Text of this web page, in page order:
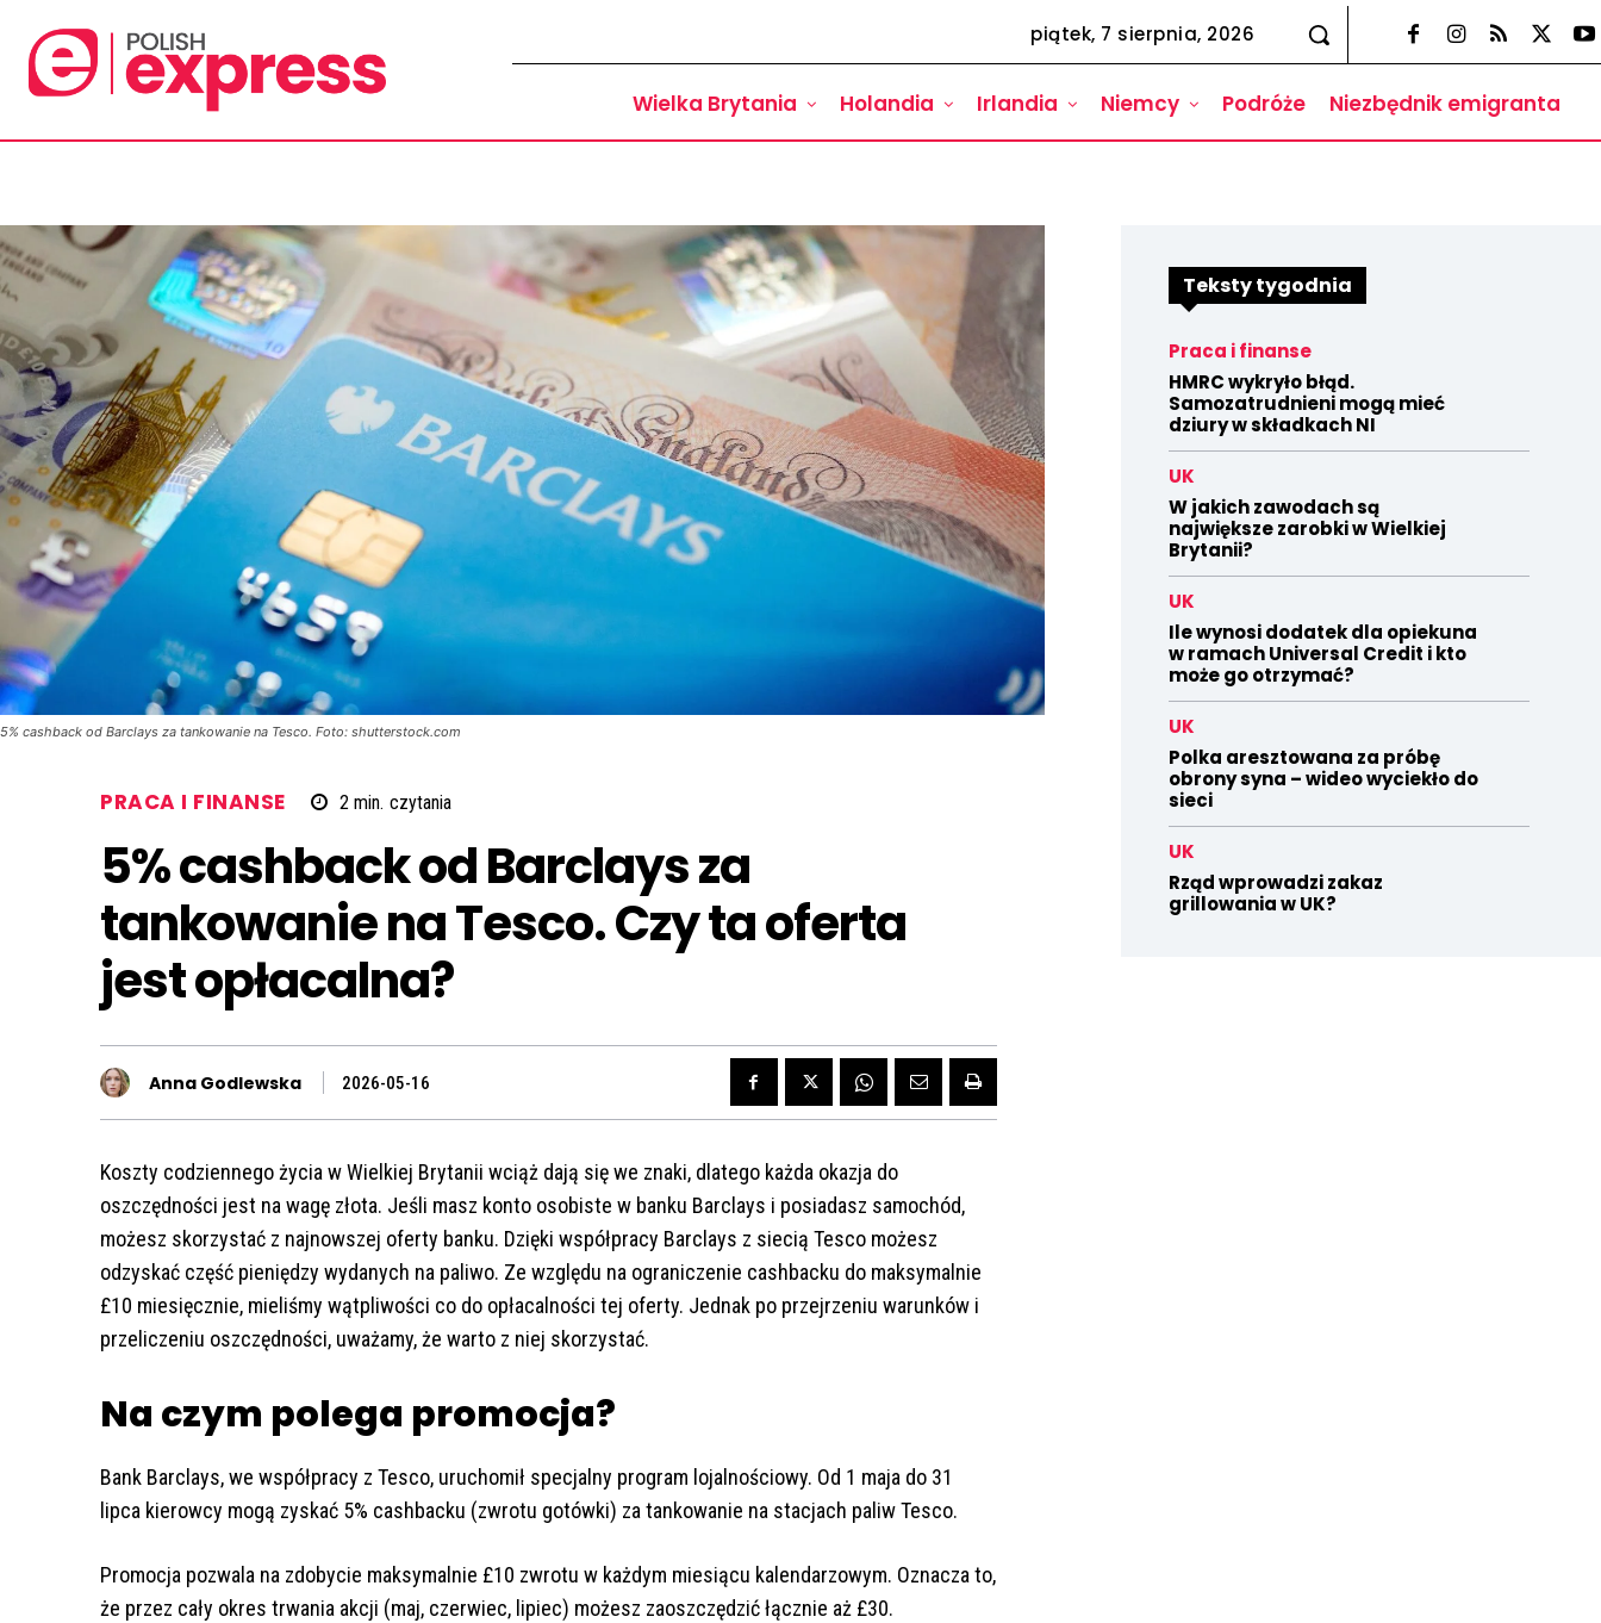
piątek, 7 sierpnia, 2026
Wielka Brytania Holandia Irlandia Niemcy Podróże Niezbędnik emigranta
5% cashback od Barclays za tankowanie na Tesco. Foto: shutterstock.com
PRACA I FINANSE 2min. czytania
5% cashback od Barclays za
tankowanie na Tesco. Czy ta oferta
jest opłacalna?
Anna Godlewska 2026-05-16
Koszty codziennego życia w Wielkiej Brytanii wciąż dają się we znaki, dlatego każda okazja do
oszczędności jest na wagę złota. Jeśli masz konto osobiste w banku Barclays i posiadasz samochód,
możesz skorzystać z najnowszej oferty banku. Dzięki współpracy Barclays z siecią Tesco możesz
odzyskać część pieniędzy wydanych na paliwo. Ze względu na ograniczenie cashbacku do maksymalnie
£10 miesięcznie, mieliśmy wątpliwości co do opłacalności tej oferty. Jednak po przejrzeniu warunków i
przeliczeniu oszczędności, uważamy, że warto z niej skorzystać.
Na czym polega promocja?
Bank Barclays, we współpracy z Tesco, uruchomił specjalny program lojalnościowy. Od 1 maja do 31
lipca kierowcy mogą zyskać 5% cashbacku (zwrotu gotówki) za tankowanie na stacjach paliw Tesco.
Promocja pozwala na zdobycie maksymalnie £10 zwrotu w każdym miesiącu kalendarzowym. Oznacza to,
że przez cały okres trwania akcji (maj, czerwiec, lipiec) możesz zaoszczędzić łącznie aż £30.
Teksty tygodnia
Praca i finanse
HMRC wykryło błąd.
Samozatrudnieni mogą mieć
dziury w składkach NI
UK
W jakich zawodach są
największe zarobki w Wielkiej
Brytanii?
UK
Ile wynosi dodatek dla opiekuna
w ramach Universal Credit i kto
może go otrzymać?
UK
Polka aresztowana za próbę
obrony syna – wideo wyciekło do
sieci
UK
Rząd wprowadzi zakaz
grillowania w UK?